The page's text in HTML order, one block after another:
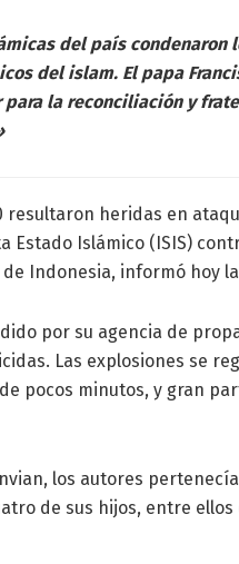
del país condenaron
del islam. El papa
la reconciliación y
resultaron heridas en
Islámico (ISIS)
Indonesia, informó hoy
por su agencia de
Las explosiones se
pocos minutos, y gran
los autores
de sus hijos, entre ellos